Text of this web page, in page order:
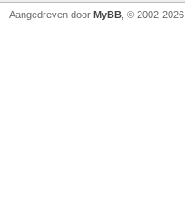
Aangedreven door MyBB , © 2002-2026